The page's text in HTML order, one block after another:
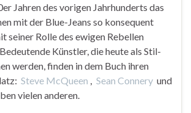
Jahren des vorigen Jahrhunderts das
mit der Blue-Jeans so konsequent
seiner Rolle des ewigen Rebellen
Künstler, die heute als Stil-
werden, finden in dem Buch ihren
Steve McQueen , Sean Connery und
vielen anderen.